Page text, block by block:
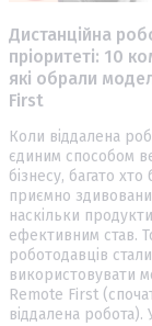
Дистанційна
пріоритеті: 10
які обрали
First
Коли віддалена
єдиним способом
бізнесу, багато хто
приємно
наскільки
ефективним став.
роботодавців стали
використовувати
Remote First
віддалена робота).